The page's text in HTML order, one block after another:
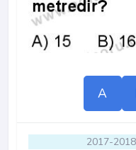
A
2017-2018